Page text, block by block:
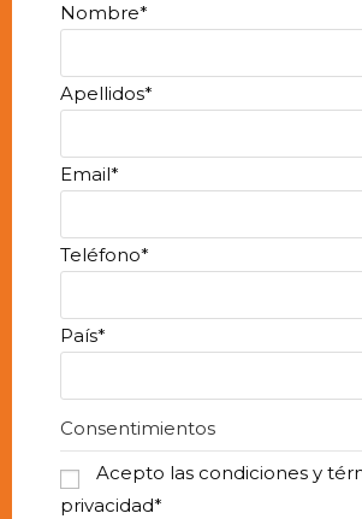
Nombre*
Apellidos*
Email*
Teléfono*
País*
Consentimientos
Acepto las condiciones y
privacidad*